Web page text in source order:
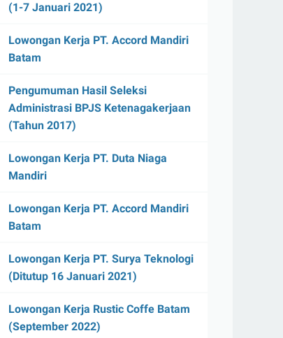
(1-7 Januari 2021)
Lowongan Kerja PT. Accord Mandiri
Batam
Pengumuman Hasil Seleksi
Administrasi BPJS Ketenagakerjaan
(Tahun 2017)
Lowongan Kerja PT. Duta Niaga
Mandiri
Lowongan Kerja PT. Accord Mandiri
Batam
Lowongan Kerja PT. Surya Teknologi
(Ditutup 16 Januari 2021)
Lowongan Kerja Rustic Coffe Batam
(September 2022)